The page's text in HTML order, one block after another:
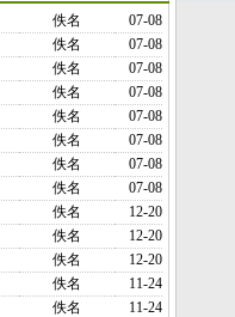
佚名
07-08
佚名
07-08
佚名
07-08
佚名
07-08
佚名
07-08
佚名
07-08
佚名
07-08
佚名
07-08
佚名
12-20
佚名
12-20
佚名
12-20
佚名
11-24
佚名
11-24